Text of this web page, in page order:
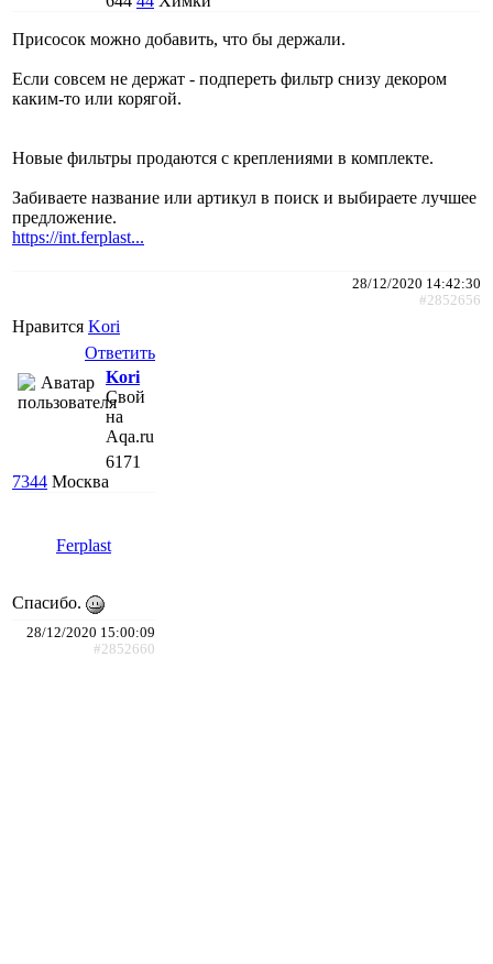
Присосок можно добавить, что бы держали.
Если совсем не держат - подпереть фильтр снизу декором
каким-то или корягой.
Новые фильтры продаются с креплениями в комплекте.
Забиваете название или артикул в поиск и выбираете лучшее
предложение.
https://int.ferplast...
28/12/2020 14:42:30
#2852656
Нравится Kori
Ответить
Kori
Свой
на
Aqa.ru
6171
7344 Москва
Ferplast
Спасибо.
28/12/2020 15:00:09
#2852660